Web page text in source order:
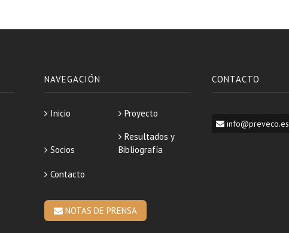
NAVEGACIÓN
Inicio Proyecto
Socios
Resultados y
Bibliografía
Contacto
NOTAS DE PRENSA
CONTACTO
info@preveco.es